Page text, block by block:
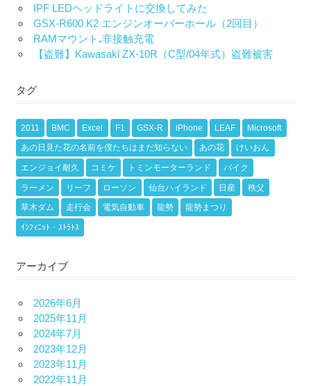
IPF LEDヘッドライトに交換してみた
GSX-R600 K2 エンジンオーバーホール（2回目）
RAMマウント₊非接触充電
【盗難】Kawasaki ZX-10R（C型/04年式）盗難被害
タグ
2011 BMC Excel F1 GSX-R iPhone LEAF Microsoft
あの日見た花の名前を僕たちはまだ知らない あの花 けいおん
エンジョイ耐久 コミケ トミンモーターランド バイク
ラーメン リーフ ローソン 仙台ハイランド 日産 秩父
草木ダム 走行会 電気自動車 龍勢 龍勢まつり
ｲﾝﾌｨﾆｯﾄ・ｽﾄﾗﾄｽ
アーカイブ
2026年6月
2025年11月
2024年7月
2023年12月
2023年11月
2022年11月